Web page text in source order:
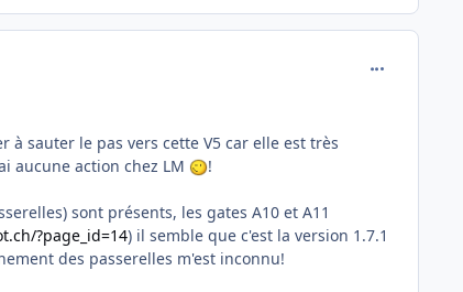
à sauter le pas vers cette V5 car elle est très
aucune action chez LM
!
sont présents, les gates A10 et A11
?page_id=14) il semble que c'est la version 1.7.1
des passerelles m'est inconnu!